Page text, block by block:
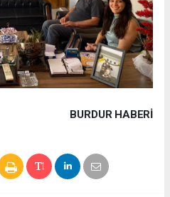
BURDUR HABERİ